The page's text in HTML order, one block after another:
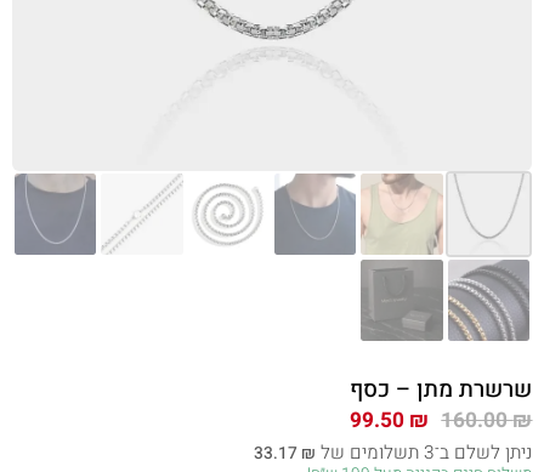
שרשרת מתן – כסף
160.00₪ המחיר
המקורי
היה:
99.50₪ המחיר
הנוכחי
הוא: ניתן לשלם ב־3 תשלומים של 33.17₪